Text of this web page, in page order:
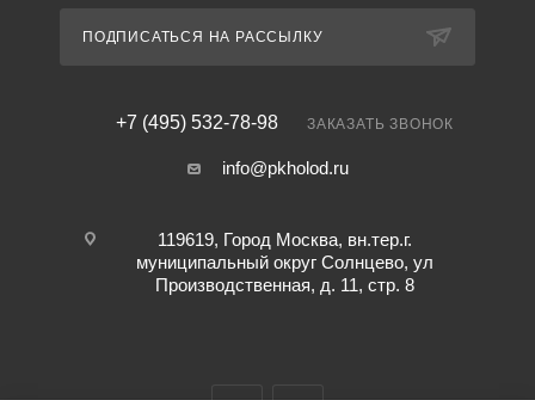
ПОДПИСАТЬСЯ НА РАССЫЛКУ
+7 (495) 532-78-98 ЗАКАЗАТЬ ЗВОНОК
info@pkholod.ru
119619, Город Москва, вн.тер.г.
муниципальный округ Солнцево, ул
Производственная, д. 11, стр. 8